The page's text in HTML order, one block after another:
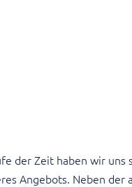
der Zeit haben wir
Angebots. Neben der